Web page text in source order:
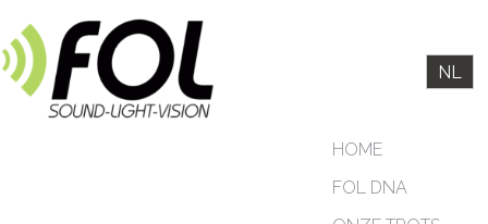
NL
HOME
FOL DNA